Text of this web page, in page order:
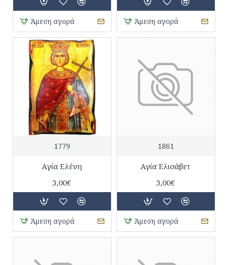
Άμεση αγορά Άμεση αγορά
1779
Αγία Ελένη
3,00€
Άμεση αγορά
1861
Αγία Ελισάβετ
3,00€
Άμεση αγορά